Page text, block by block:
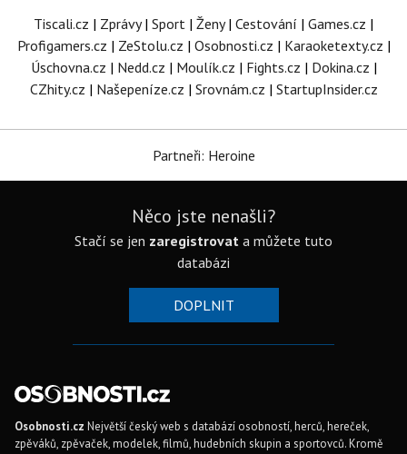
Tiscali.cz | Zprávy| Sport | Ženy| Cestování | Games.cz |
Profigamers.cz | ZeStolu.cz | Osobnosti.cz | Karaoketexty.cz |
Úschovna.cz | Nedd.cz | Moulík.cz | Fights.cz | Dokina.cz |
CZhity.cz | Našepeníze.cz | Srovnám.cz | StartupInsider.cz
Partneři: Heroine
Něco jste nenašli?
Stačí se jen zaregistrovat a můžete tuto
databázi
DOPLNIT
Osobnosti.cz Největší český web s databází osobností, herců, hereček,
zpěváků, zpěvaček, modelek, filmů, hudebních skupin a sportovců. Kromě